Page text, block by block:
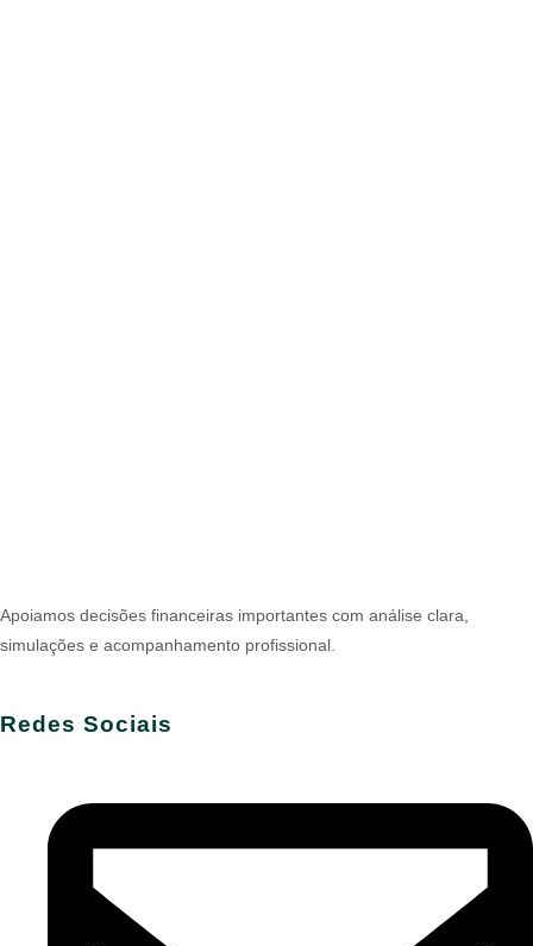
Apoiamos decisões financeiras importantes com análise clara,
simulações e acompanhamento profissional.
Redes Sociais